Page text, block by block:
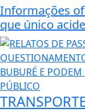
Informações
que único